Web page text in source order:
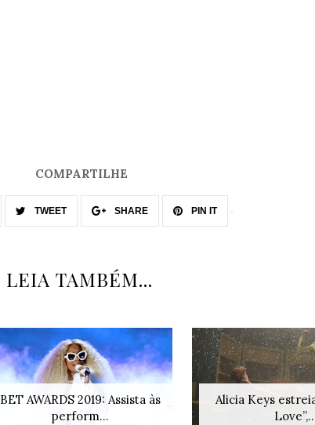
COMPARTILHE
TWEET SHARE PIN IT
LEIA TAMBÉM...
BET AWARDS 2019: Assista às
perform...
Alicia Keys